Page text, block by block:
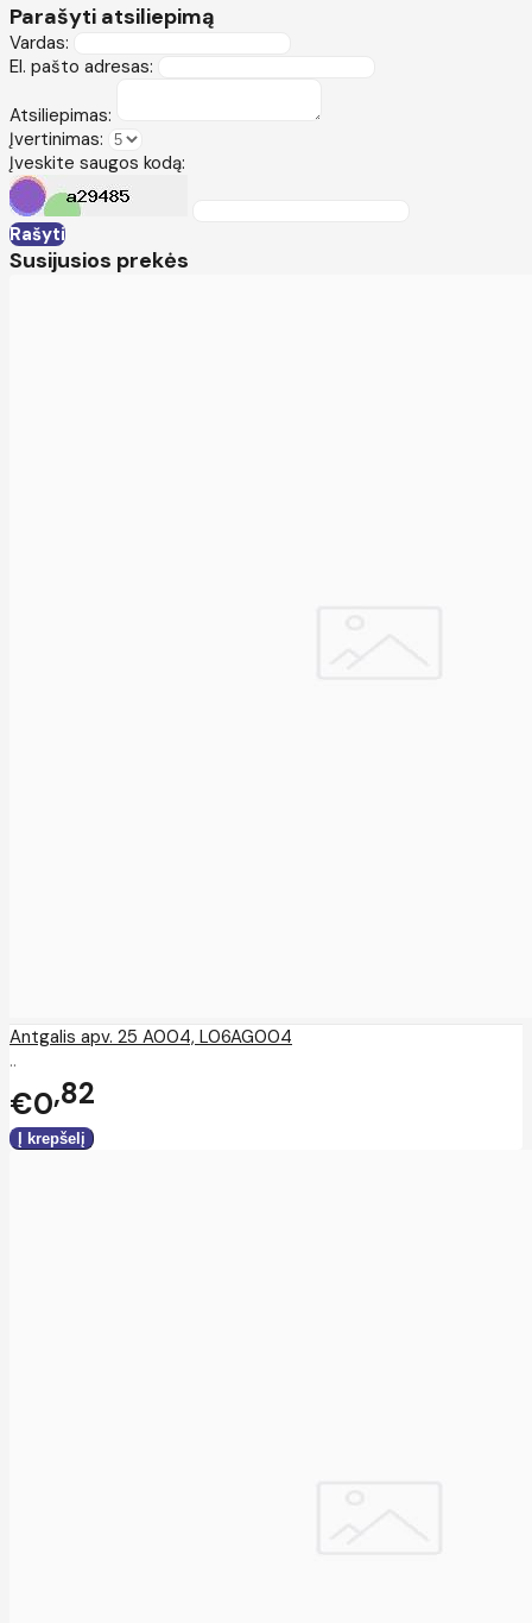
Parašyti atsiliepimą
Vardas:
El. pašto adresas:
Atsiliepimas:
Įvertinimas:
Įveskite saugos kodą:
Rašyti
Susijusios prekės
Antgalis apv. 25 A004, L06AG004
..
€0 82